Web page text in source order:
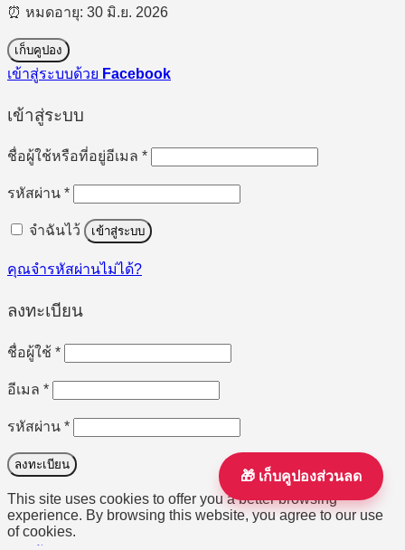
🎁 เก็บคูปองส่วนลด
⏰ หมดอายุ: 30 มิ.ย. 2026
เก็บคูปอง
เข้าสู่ระบบด้วย Facebook
เข้าสู่ระบบ
ชื่อผู้ใช้หรือที่อยู่อีเมล *ต้องการ
รหัสผ่าน *ต้องการ
จำฉันไว้ เข้าสู่ระบบ
คุณจำรหัสผ่านไม่ได้?
ลงทะเบียน
ชื่อผู้ใช้ *ต้องการ
อีเมล *ต้องการ
รหัสผ่าน *ต้องการ
ลงทะเบียน
This site uses cookies to offer you a better browsing
experience. By browsing this website, you agree to our use
of cookies.